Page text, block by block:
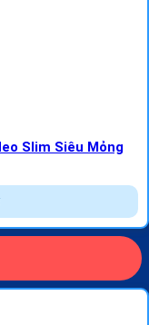
Slim Siêu Mỏng